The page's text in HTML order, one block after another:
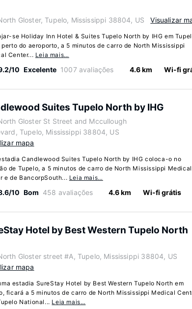
Gloster, Tupelo, Mississippi 38804, US Visualizar
se Holiday Inn Hotel & Suites Tupelo North by IHG em
do aeroporto, a 5 minutos de carro de North Mississippi
Center... Leia mais…
10 Excelente 1007 avaliações 4.6 km Wi-fi
Suites Tupelo North by IHG
Gloster St Street and Mccullough
Tupelo, Mississippi 38804, US
mapa
Candlewood Suites Tupelo North by IHG coloca-o no
de Tupelo, a 5 minutos de carro de North Mississippi Medical
e de BancorpSouth... Leia mais…
10 Bom 458 avaliações 4.6 km Wi-fi grátis
Hotel by Best Western Tupelo North
Gloster street #A, Tupelo, Mississippi 38804, US
mapa
estadia SureStay Hotel by Best Western Tupelo North em
ficará a 5 minutos de carro de North Mississippi Medical
National... Leia mais…